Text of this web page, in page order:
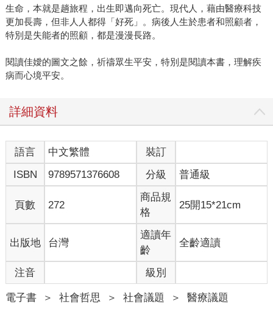
生命，本就是趟旅程，出生即邁向死亡。現代人，藉由醫療科技
更加長壽，但非人人都得「好死」。病後人生於患者和照顧者，
特別是失能者的照顧，都是漫漫長路。
閱讀佳嬡的圖文之餘，祈禱眾生平安，特別是閱讀本書，理解疾
病而心境平安。
詳細資料
語言 中文繁體
裝訂
ISBN
9789571376608 分級 普通級
頁數 272
商品規
格
25開15*21cm
出版地 台灣
適讀年
齡
全齡適讀
注音 級別
電子書 ＞ 社會哲思 ＞ 社會議題 ＞ 醫療議題